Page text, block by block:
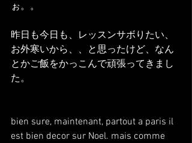
ぉ。。
昨日も今日も、レッスンサボりたい、
お外寒いから、、と思ったけど、なん
とかご飯をかっこんで頑張ってきまし
た。
bien sure, maintenant, partout a paris il
est bien decor sur Noel. mais comme